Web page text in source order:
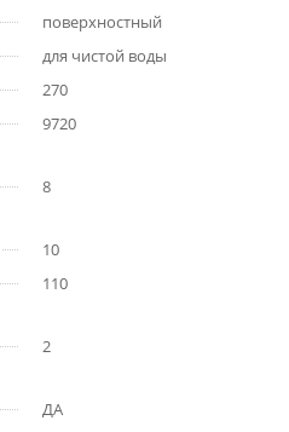
поверхностный
для чистой воды
270
9720
8
10
110
2
ДА